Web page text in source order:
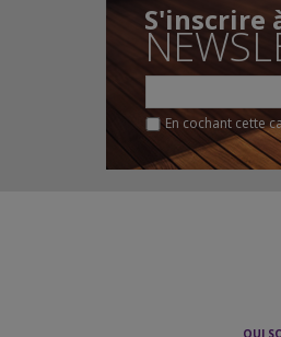
S'inscrire
En cochant cette
QUI